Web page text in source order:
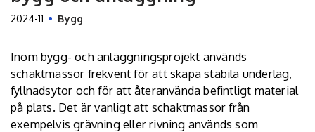
2024-11 Bygg
Inom bygg- och anläggningsprojekt används
schaktmassor frekvent för att skapa stabila underlag,
fyllnadsytor och för att återanvända befintligt material
på plats. Det är vanligt att schaktmassor från
exempelvis grävning eller rivning används som